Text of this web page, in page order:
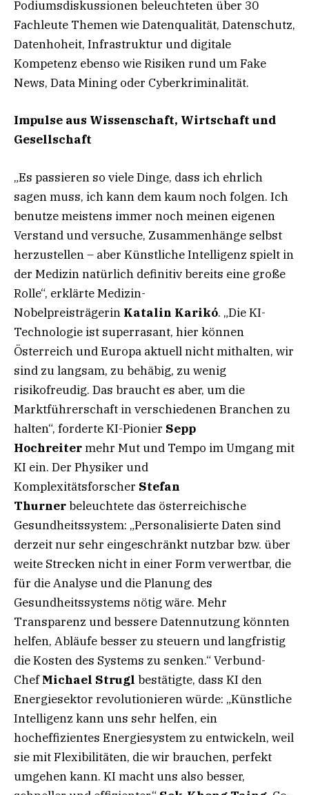
Podiumsdiskussionen beleuchteten über 30
Fachleute Themen wie Datenqualität, Datenschutz,
Datenhoheit, Infrastruktur und digitale
Kompetenz ebenso wie Risiken rund um Fake
News, Data Mining oder Cyberkriminalität.
Impulse aus Wissenschaft, Wirtschaft und
Gesellschaft
„Es passieren so viele Dinge, dass ich ehrlich
sagen muss, ich kann dem kaum noch folgen. Ich
benutze meistens immer noch meinen eigenen
Verstand und versuche, Zusammenhänge selbst
herzustellen – aber Künstliche Intelligenz spielt in
der Medizin natürlich definitiv bereits eine große
Rolle“, erklärte Medizin-
Nobelpreisträgerin Katalin Karikó. „Die KI-
Technologie ist superrasant, hier können
Österreich und Europa aktuell nicht mithalten, wir
sind zu langsam, zu behäbig, zu wenig
risikofreudig. Das braucht es aber, um die
Marktführerschaft in verschiedenen Branchen zu
halten“, forderte KI-Pionier Sepp
Hochreitermehr Mut und Tempo im Umgang mit
KI ein. Der Physiker und
Komplexitätsforscher Stefan
Thurnerbeleuchtete das österreichische
Gesundheitssystem: „Personalisierte Daten sind
derzeit nur sehr eingeschränkt nutzbar bzw. über
weite Strecken nicht in einer Form verwertbar, die
für die Analyse und die Planung des
Gesundheitssystems nötig wäre. Mehr
Transparenz und bessere Datennutzung könnten
helfen, Abläufe besser zu steuern und langfristig
die Kosten des Systems zu senken.“ Verbund-
ChefMichael Strugl bestätigte, dass KI den
Energiesektor revolutionieren würde: „Künstliche
Intelligenz kann uns sehr helfen, ein
hocheffizientes Energiesystem zu entwickeln, weil
sie mit Flexibilitäten, die wir brauchen, perfekt
umgehen kann. KI macht uns also besser,